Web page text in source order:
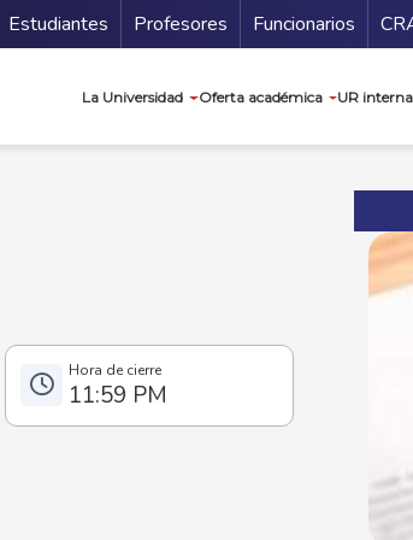
Estudiantes Profesores Funcionarios
La Universidad Oferta académica UR
11:59 PM